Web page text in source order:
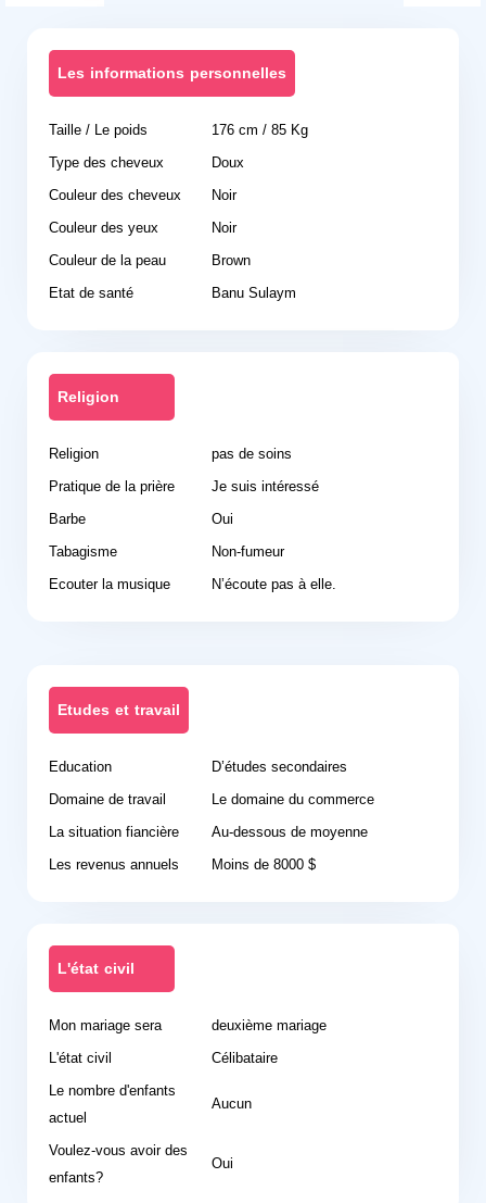
Les informations personnelles
Taille / Le poids
176 cm / 85 Kg
Type des cheveux
Doux
Couleur des cheveux
Noir
Couleur des yeux
Noir
Couleur de la peau
Brown
Etat de santé
Banu Sulaym
Religion
Religion
pas de soins
Pratique de la prière
Je suis intéressé
Barbe
Oui
Tabagisme
Non-fumeur
Ecouter la musique
N’écoute pas à elle.
Etudes et travail
Education
D’études secondaires
Domaine de travail
Le domaine du commerce
La situation fiancière
Au-dessous de moyenne
Les revenus annuels
Moins de 8000 $
L'état civil
Mon mariage sera
deuxième mariage
L'état civil
Célibataire
Le nombre d'enfants
actuel
Aucun
Voulez-vous avoir des
enfants?
Oui